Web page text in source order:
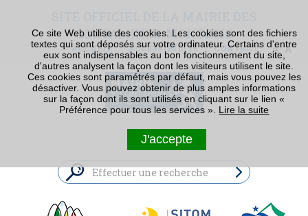
CONTAMINES-MONTJOIE
ACCUEIL ACCESSIBILITÉ CONTACT
Ce site Web utilise des cookies. Les cookies sont des fichiers
textes qui sont déposés sur votre ordinateur. Certains d'entre
eux sont indispensables au bon fonctionnement du site,
d'autres analysent la façon dont les visiteurs utilisent le site.
Ces cookies sont paramétrés par défaut, mais vous pouvez les
désactiver. Vous pouvez obtenir de plus amples informations
sur la façon dont ils sont utilisés en cliquant sur le lien «
Préférence pour tous les services ». Lire la suite
J'accepte